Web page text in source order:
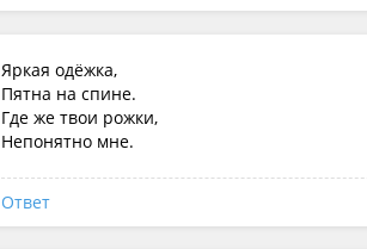
Яркая одёжка,
Пятна на спине.
Где же твои рожки,
Ответ